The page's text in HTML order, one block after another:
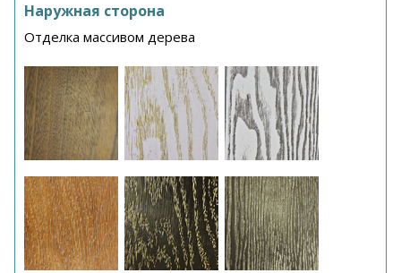
Наружная сторона
Отделка массивом дерева